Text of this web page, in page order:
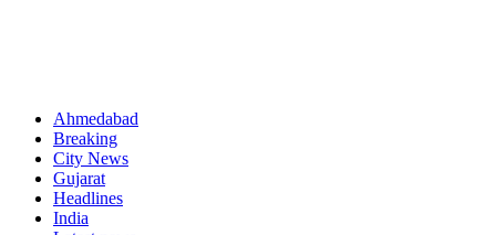
Ahmedabad
Breaking
City News
Gujarat
Headlines
India